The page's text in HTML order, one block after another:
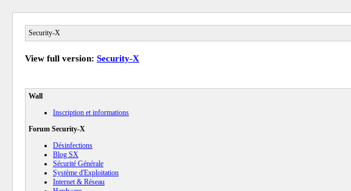
Security-X
View full version: Security-X
Wall
Inscription et informations
Forum Security-X
Désinfections
Blog SX
Sécurité Générale
Système d'Exploitation
Internet & Réseau